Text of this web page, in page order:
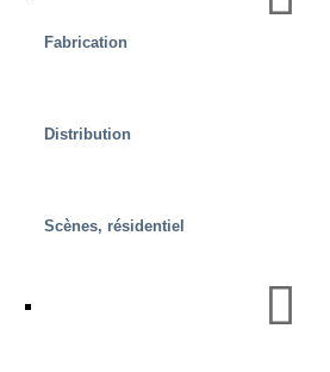
Fabrication
Distribution
Scènes, résidentiel